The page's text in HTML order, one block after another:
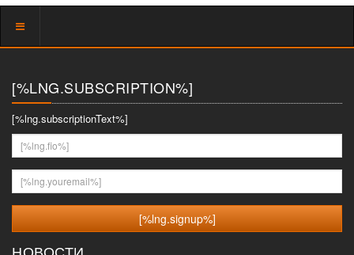
Показать
[%LNG.SUBSCRIPTION%]
[%lng.subscriptionText%]
[%lng.fio%]
[%lng.youremail%]
НОВОСТИ